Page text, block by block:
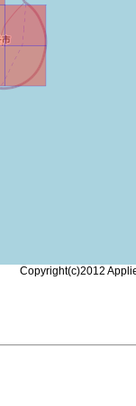
Copyright(c)2012